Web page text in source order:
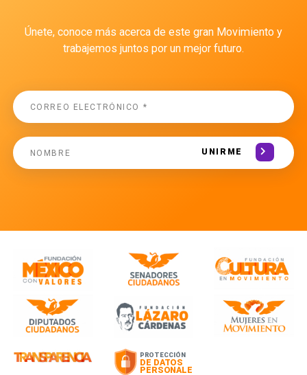
Únete, conoce más acerca de este gran Movimiento y
trabajemos juntos por un mejor futuro.
UNIRME